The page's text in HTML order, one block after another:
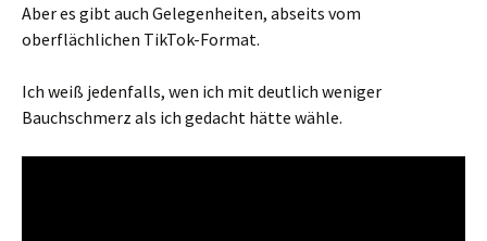
Aber es gibt auch Gelegenheiten, abseits vom
oberflächlichen TikTok-Format.
Ich weiß jedenfalls, wen ich mit deutlich weniger
Bauchschmerz als ich gedacht hätte wähle.